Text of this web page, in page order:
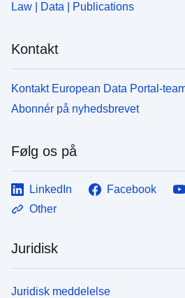
Law | Data | Publications
Kontakt
Kontakt European Data Portal-
Abonnér på nyhedsbrevet
Følg os på
LinkedIn Facebook
Other
Juridisk
Juridisk meddelelse